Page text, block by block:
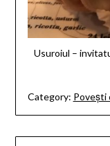
Usuroiul –
Category: Povești